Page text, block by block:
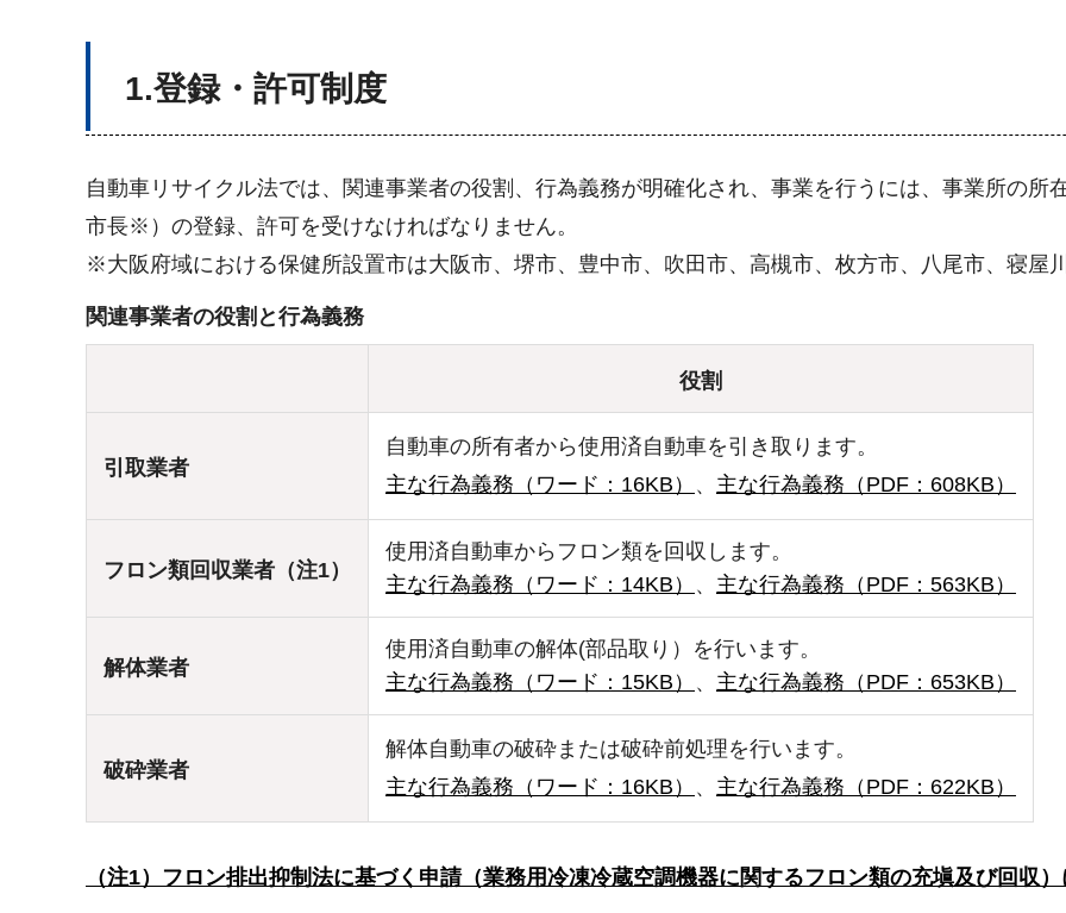
1.登録・許可制度
自動車リサイクル法では、関連事業者の役割、行為義務が明確化され、事業を行うには、事業所の所
市長※）の登録、許可を受けなければなりません。
※大阪府域における保健所設置市は大阪市、堺市、豊中市、吹田市、高槻市、枚方市、八尾市、寝屋
関連事業者の役割と行為義務
役割
引取業者
自動車の所有者から使用済自動車を引き取ります。
主な行為義務（ワード：16KB） 、 主な行為義務（PDF：608KB）
フロン類回収業者（注1）
使用済自動車からフロン類を回収します。
主な行為義務（ワード：14KB） 、 主な行為義務（PDF：563KB）
解体業者
使用済自動車の解体(部品取り）を行います。
主な行為義務（ワード：15KB） 、 主な行為義務（PDF：653KB）
破砕業者
解体自動車の破砕または破砕前処理を行います。
主な行為義務（ワード：16KB） 、 主な行為義務（PDF：622KB）
（注1）フロン排出抑制法に基づく申請（業務用冷凍冷蔵空調機器に関するフロン類の充塡及び回収